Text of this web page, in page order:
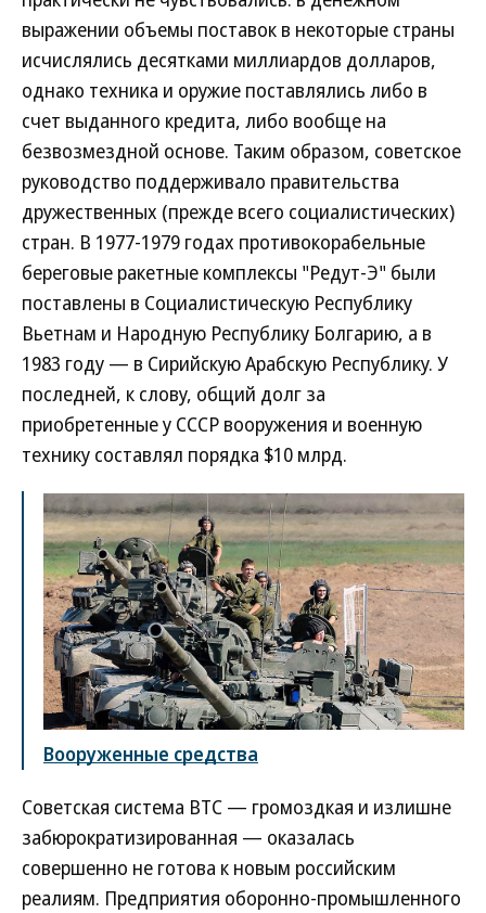
выражении объемы поставок в некоторые страны
исчислялись десятками миллиардов долларов,
однако техника и оружие поставлялись либо в
счет выданного кредита, либо вообще на
безвозмездной основе. Таким образом, советское
руководство поддерживало правительства
дружественных (прежде всего социалистических)
стран. В 1977-1979 годах противокорабельные
береговые ракетные комплексы "Редут-Э" были
поставлены в Социалистическую Республику
Вьетнам и Народную Республику Болгарию, а в
1983 году — в Сирийскую Арабскую Республику. У
последней, к слову, общий долг за
приобретенные у СССР вооружения и военную
технику составлял порядка $10 млрд.
Вооруженные средства
Советская система ВТС — громоздкая и излишне
забюрократизированная — оказалась
совершенно не готова к новым российским
реалиям. Предприятия оборонно-промышленного